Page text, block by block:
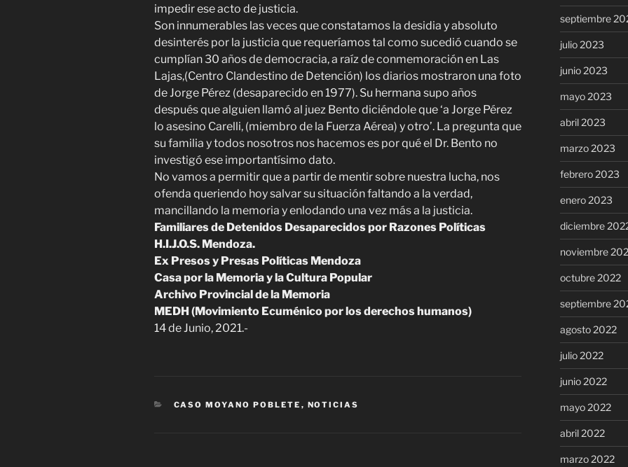
impedir ese acto de justicia.
Son innumerables las veces que constatamos la desidia y absoluto
desinterés por la justicia que requeríamos tal como sucedió cuando se
cumplían 30 años de democracia, a raíz de conmemoración en Las
Lajas,(Centro Clandestino de Detención) los diarios mostraron una foto
de Jorge Pérez (desaparecido en 1977). Su hermana supo años
después que alguien llamó al juez Bento diciéndole que ‘a Jorge Pérez
lo asesino Carelli, (miembro de la Fuerza Aérea) y otro’. La pregunta que
su familia y todos nosotros nos hacemos es por qué el Dr. Bento no
investigó ese importantísimo dato.
No vamos a permitir que a partir de mentir sobre nuestra lucha, nos
ofenda queriendo hoy salvar su situación faltando a la verdad,
mancillando la memoria y enlodando una vez más a la justicia.
Familiares de Detenidos Desaparecidos por Razones Políticas
H.I.J.O.S. Mendoza.
Ex Presos y Presas Políticas Mendoza
Casa por la Memoria y la Cultura Popular
Archivo Provincial de la Memoria
MEDH (Movimiento Ecuménico por los derechos humanos)
14 de Junio, 2021.-
CATEGORÍAS
CASO MOYANO POBLETE , NOTICIAS
septiembre
julio 2023
junio 2023
mayo 2023
abril 2023
marzo 2023
febrero 2023
enero 2023
diciembre
noviembre
octubre 2022
septiembre
agosto 2022
julio 2022
junio 2022
mayo 2022
abril 2022
marzo 2022